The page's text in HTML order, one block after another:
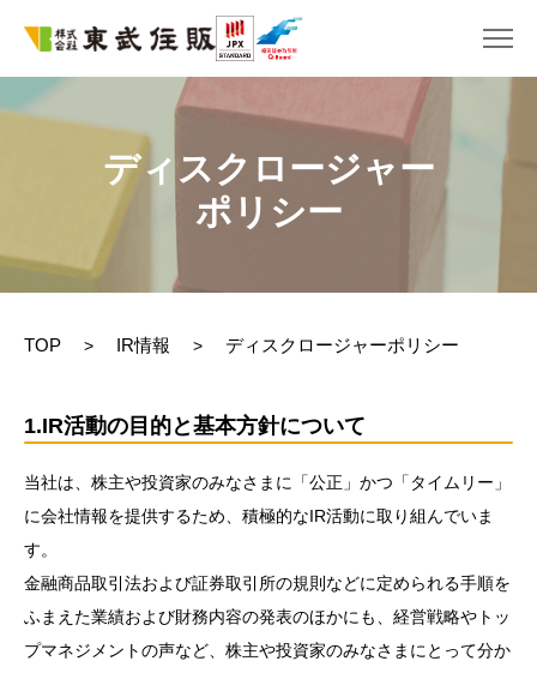
ディスクロージャー
ポリシー
TOP > IR情報 > ディスクロージャーポリシー
1.IR活動の目的と基本方針について
当社は、株主や投資家のみなさまに「公正」かつ「タイムリー」
に会社情報を提供するため、積極的なIR活動に取り組んでいま
す。
金融商品取引法および証券取引所の規則などに定められる手順を
ふまえた業績および財務内容の発表のほかにも、経営戦略やトッ
プマネジメントの声など、株主や投資家のみなさまにとって分か